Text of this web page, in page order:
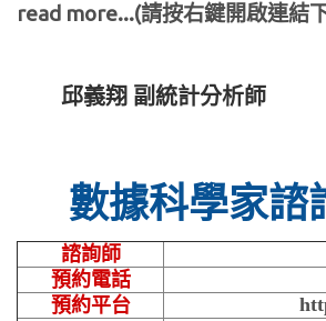
read more...(請按右鍵開啟連結
邱義翔 副統計分析師
數據科學家諮
諮詢師
預約電話
預約平台